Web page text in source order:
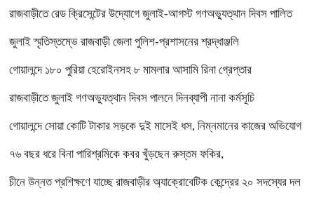
রাজবাড়ীতে রেড ক্রিসেন্টের উদ্যোগে জুলাই-আগস্ট গণঅভ্যুত্থান দিবস পালিত
জুলাই স্মৃতিস্তম্ভে রাজবাড়ী জেলা পুলিশ-প্রশাসনের শ্রদ্ধাঞ্জলি
গোয়ালন্দে ১৮০ পুরিয়া হেরোইনসহ ৮ মামলার আসামি রিনা গ্রেপ্তার
রাজবাড়ীতে জুলাই গণঅভ্যুত্থান দিবস পালনে দিনব্যাপী নানা কর্মসূচি
গোয়ালন্দে সোয়া কোটি টাকার সড়কে দুই মাসেই ধস, নিম্নমানের কাজের অভিযোগ
৭৬ বছর ধরে বিনা পারিশ্রমিকে কবর খুঁড়ছেন রুস্তম ফকির,
চীনে উন্নত প্রশিক্ষণে যাচ্ছে রাজবাড়ীর অ্যাক্রোবেটিক কেন্দ্রের ২০ সদস্যের দল